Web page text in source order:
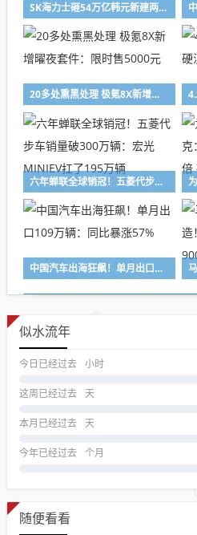
SK海力士砸54万亿韩元新建两座晶圆厂：扩容内存产能！最快2028年投产
20多处熏黑处理 极氪8X新增曜夜套件：限时售5000元
六年蝉联全球销冠！五菱代步车销量破300万辆：宏光MINIEV扛了195万辆
中国汽车出海狂飙！单月出口109万辆：同比暴涨57%
似水流年
今日已经过去 小时
这周已经过去 天
本月已经过去 天
今年已经过去 个月
随便看看